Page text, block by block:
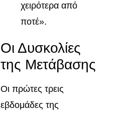
χειρότερα από
ποτέ».
Οι Δυσκολίες
της Μετάβασης
Οι πρώτες τρεις
εβδομάδες της